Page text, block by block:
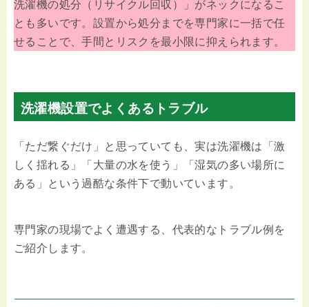
洗濯機の処分（リサイクル回収）」がネックになるこ
とも多いです。設置から処分までを専門家に一括で任
せることで、手間とリスクを最小限に抑えられます。
洗濯機設置でよくあるトラブル
「ただ繋ぐだけ」と思っていても、実は洗濯機は「激
しく揺れる」「大量の水を使う」「湿気の多い場所に
ある」という過酷な条件下で動いています。
専門家の現場でよく遭遇する、代表的なトラブル例を
ご紹介します。